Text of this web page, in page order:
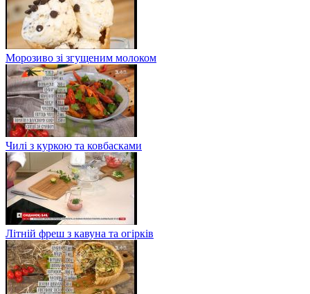
Морозиво зі згущеним молоком
Чилі з куркою та ковбасками
Літній фреш з кавуна та огірків